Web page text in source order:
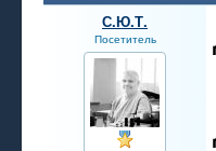
С.Ю.Т.
Посетитель